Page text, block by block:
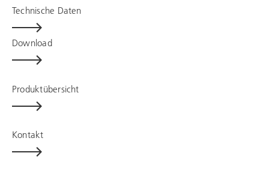
Technische Daten
Download
Produktübersicht
Kontakt